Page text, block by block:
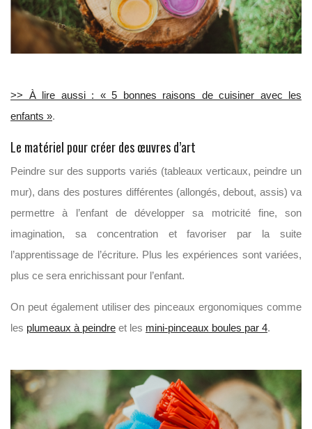
>> À lire aussi : « 5 bonnes raisons de cuisiner avec les
enfants ».
Le matériel pour créer des œuvres d’art
Peindre sur des supports variés (tableaux verticaux, peindre un
mur), dans des postures différentes (allongés, debout, assis) va
permettre à l’enfant de développer sa motricité fine, son
imagination, sa concentration et favoriser par la suite
l’apprentissage de l’écriture. Plus les expériences sont variées,
plus ce sera enrichissant pour l’enfant.
On peut également utiliser des pinceaux ergonomiques comme
les plumeaux à peindre et les mini-pinceaux boules par 4.